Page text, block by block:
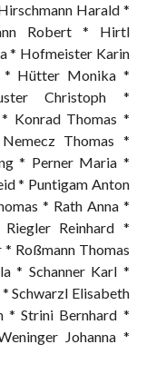
Harald *
Robert * Hirtl
* Hofmeister Karin
Hütter Monika *
Christoph *
Konrad Thomas *
Thomas *
* Perner Maria *
* Puntigam Anton
* Rath Anna *
Reinhard *
Roßmann Thomas
* Schanner Karl *
Schwarzl Elisabeth
* Strini Bernhard *
Johanna *